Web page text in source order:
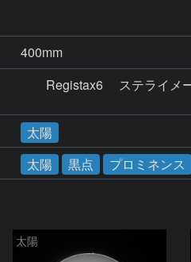
400mm
Registax6 　ステライメ
太陽
太陽 黒点 プロミネンス
太陽